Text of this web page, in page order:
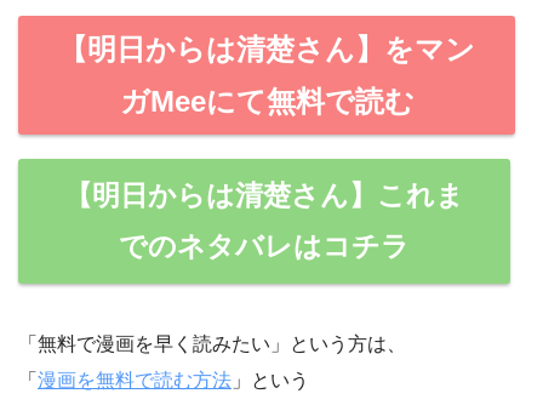
【明日からは清楚さん】をマン
ガMeeにて無料で読む
【明日からは清楚さん】これま
でのネタバレはコチラ
「無料で漫画を早く読みたい」という方は、
「 漫画を無料で読む方法 」という